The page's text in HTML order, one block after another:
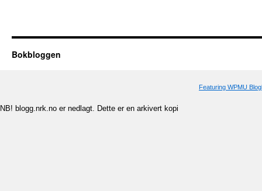
Bokbloggen
Featuring WPMU
NB! blogg.nrk.no er nedlagt. Dette er en arkivert kopi